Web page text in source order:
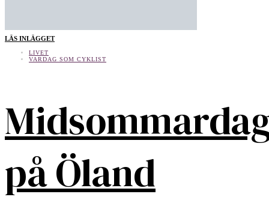
LÄS INLÄGGET
LIVET
VARDAG SOM CYKLIST
på Öland